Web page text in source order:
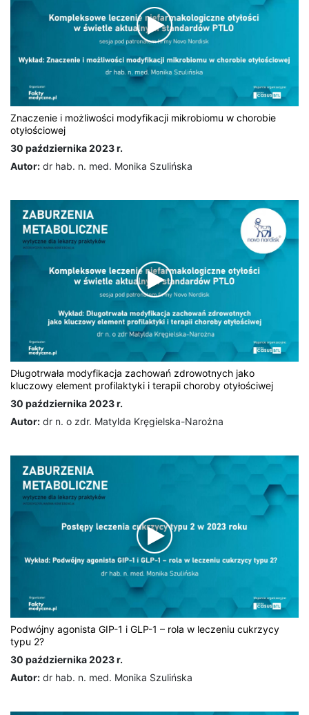
Znaczenie i możliwości modyfikacji mikrobiomu w chorobie
otyłościowej
30 października 2023 r.
Autor: dr hab. n. med. Monika Szulińska
Długotrwała modyfikacja zachowań zdrowotnych jako
kluczowy element profilaktyki i terapii choroby otyłościwej
30 października 2023 r.
Autor: dr n. o zdr. Matylda Kręgielska-Narożna
Podwójny agonista GIP-1 i GLP-1 – rola w leczeniu cukrzycy
typu 2?
30 października 2023 r.
Autor: dr hab. n. med. Monika Szulińska